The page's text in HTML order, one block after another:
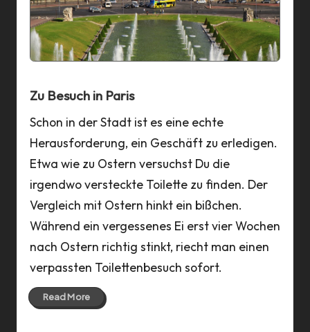
n
n
Zu Besuch in Paris
Schon in der Stadt ist es eine echte
Herausforderung, ein Geschäft zu erledigen.
Etwa wie zu Ostern versuchst Du die
irgendwo versteckte Toilette zu finden. Der
Vergleich mit Ostern hinkt ein bißchen.
Während ein vergessenes Ei erst vier Wochen
nach Ostern richtig stinkt, riecht man einen
verpassten Toilettenbesuch sofort.
Read More